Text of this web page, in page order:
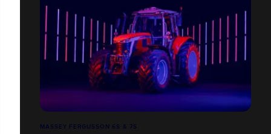
MASSEY FERGUSSON 6S & 7S